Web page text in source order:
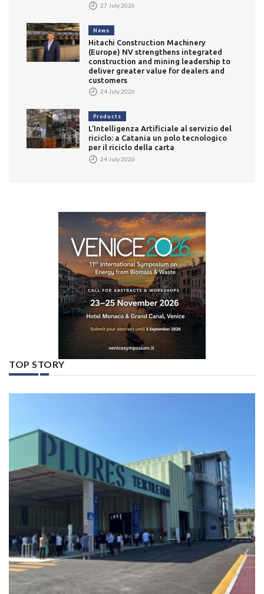
27 July 2026
News
Hitachi Construction Machinery
(Europe) NV strengthens integrated
construction and mining leadership to
deliver greater value for dealers and
customers
24 July 2026
Products
L’Intelligenza Artificiale al servizio del
riciclo: a Catania un polo tecnologico
per il riciclo della carta
24 July 2026
TOP STORY